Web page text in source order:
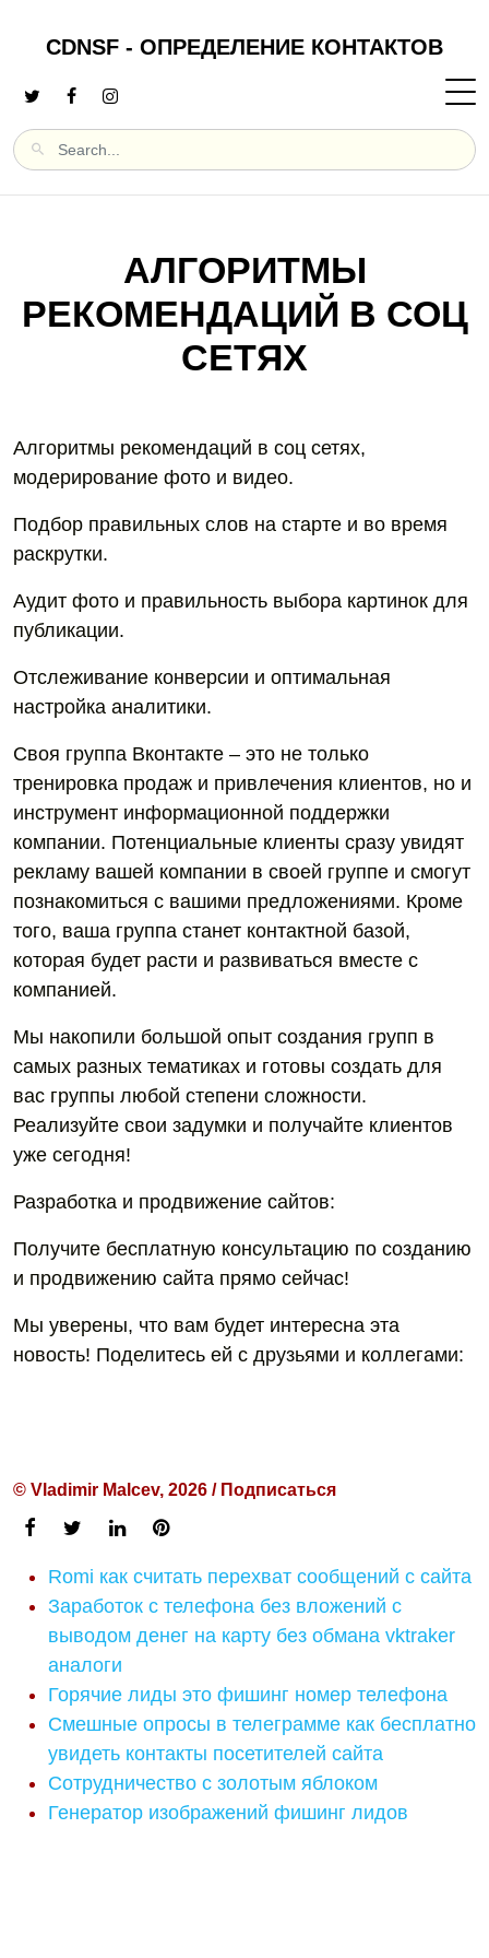
CDNSF - ОПРЕДЕЛЕНИЕ КОНТАКТОВ
АЛГОРИТМЫ
РЕКОМЕНДАЦИЙ В СОЦ
СЕТЯХ
Алгоритмы рекомендаций в соц сетях,
модерирование фото и видео.
Подбор правильных слов на старте и во время
раскрутки.
Аудит фото и правильность выбора картинок для
публикации.
Отслеживание конверсии и оптимальная
настройка аналитики.
Своя группа Вконтакте – это не только
тренировка продаж и привлечения клиентов, но и
инструмент информационной поддержки
компании. Потенциальные клиенты сразу увидят
рекламу вашей компании в своей группе и смогут
познакомиться с вашими предложениями. Кроме
того, ваша группа станет контактной базой,
которая будет расти и развиваться вместе с
компанией.
Мы накопили большой опыт создания групп в
самых разных тематиках и готовы создать для
вас группы любой степени сложности.
Реализуйте свои задумки и получайте клиентов
уже сегодня!
Разработка и продвижение сайтов:
Получите бесплатную консультацию по созданию
и продвижению сайта прямо сейчас!
Мы уверены, что вам будет интересна эта
новость! Поделитесь ей с друзьями и коллегами:
© Vladimir Malcev, 2026 / Подписаться
Romi как считать перехват сообщений с сайта
Заработок с телефона без вложений с
выводом денег на карту без обмана vktraker
аналоги
Горячие лиды это фишинг номер телефона
Смешные опросы в телеграмме как бесплатно
увидеть контакты посетителей сайта
Сотрудничество с золотым яблоком
Генератор изображений фишинг лидов